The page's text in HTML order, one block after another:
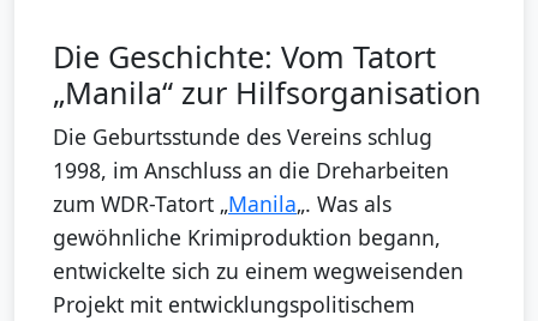
Die Geschichte: Vom Tatort
„Manila“ zur Hilfsorganisation
Die Geburtsstunde des Vereins schlug
1998, im Anschluss an die Dreharbeiten
zum WDR-Tatort „Manila„. Was als
gewöhnliche Krimiproduktion begann,
entwickelte sich zu einem wegweisenden
Projekt mit entwicklungspolitischem